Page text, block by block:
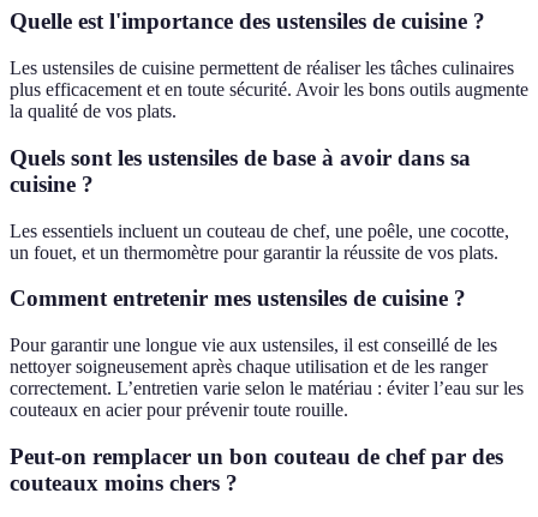
Quelle est l'importance des ustensiles de cuisine ?
Les ustensiles de cuisine permettent de réaliser les tâches culinaires
plus efficacement et en toute sécurité. Avoir les bons outils augmente
la qualité de vos plats.
Quels sont les ustensiles de base à avoir dans sa
cuisine ?
Les essentiels incluent un couteau de chef, une poêle, une cocotte,
un fouet, et un thermomètre pour garantir la réussite de vos plats.
Comment entretenir mes ustensiles de cuisine ?
Pour garantir une longue vie aux ustensiles, il est conseillé de les
nettoyer soigneusement après chaque utilisation et de les ranger
correctement. L’entretien varie selon le matériau : éviter l’eau sur les
couteaux en acier pour prévenir toute rouille.
Peut-on remplacer un bon couteau de chef par des
couteaux moins chers ?